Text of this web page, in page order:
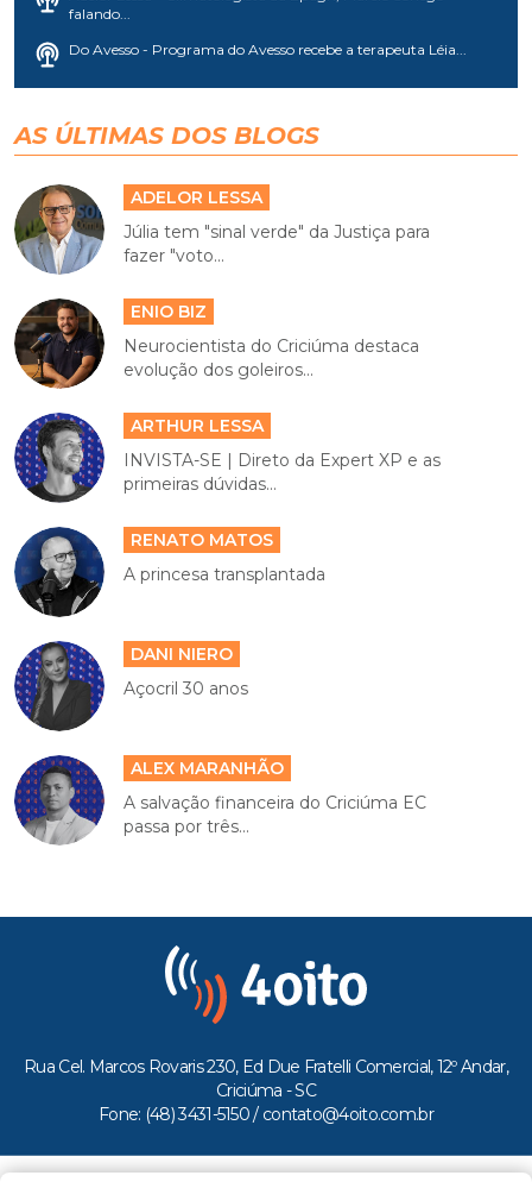
falando...
Do Avesso - Programa do Avesso recebe a terapeuta Léia...
AS ÚLTIMAS DOS BLOGS
ADELOR LESSA
Júlia tem "sinal verde" da Justiça para
fazer "voto...
ENIO BIZ
Neurocientista do Criciúma destaca
evolução dos goleiros...
ARTHUR LESSA
INVISTA-SE | Direto da Expert XP e as
primeiras dúvidas...
RENATO MATOS
A princesa transplantada
DANI NIERO
Açocril 30 anos
ALEX MARANHÃO
A salvação financeira do Criciúma EC
passa por três...
Rua Cel. Marcos Rovaris 230, Ed Due Fratelli Comercial, 12º Andar,
Criciúma - SC
Fone: (48) 3431-5150 / contato@4oito.com.br